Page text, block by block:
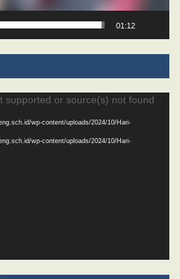
01:12
supported or source(s) not found
wp-content/uploads/2024/10/Hari-
wp-content/uploads/2024/10/Hari-